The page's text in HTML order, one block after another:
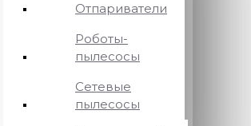
Отпариватели
Роботы-
пылесосы
Сетевые
пылесосы